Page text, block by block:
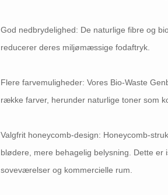
God nedbrydelighed: De naturlige fibre og
reducerer deres miljømæssige fodaftryk.
Flere farvemuligheder: Vores Bio-Waste
række farver, herunder naturlige toner som
Valgfrit honeycomb-design: Honeycomb-
blødere, mere behagelig belysning. Dette
soveværelser og kommercielle rum.